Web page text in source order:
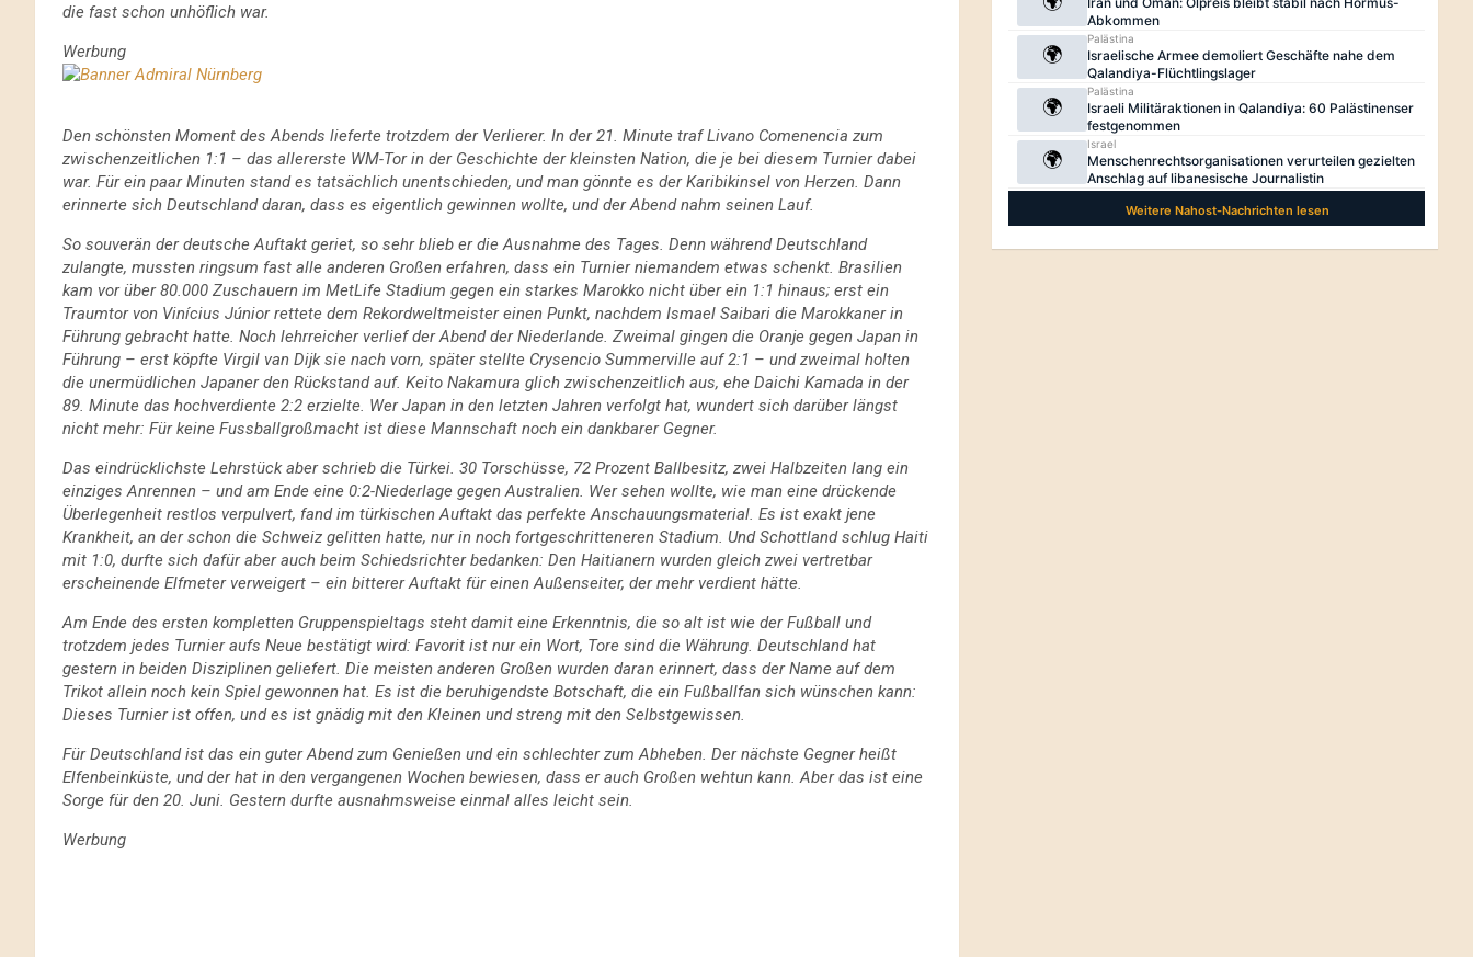
die fast schon unhöflich war.
Werbung
Den schönsten Moment des Abends lieferte trotzdem der Verlierer. In der 21. Minute traf Livano Comenencia zum
zwischenzeitlichen 1:1 – das allererste WM-Tor in der Geschichte der kleinsten Nation, die je bei diesem Turnier dabei
war. Für ein paar Minuten stand es tatsächlich unentschieden, und man gönnte es der Karibikinsel von Herzen. Dann
erinnerte sich Deutschland daran, dass es eigentlich gewinnen wollte, und der Abend nahm seinen Lauf.
So souverän der deutsche Auftakt geriet, so sehr blieb er die Ausnahme des Tages. Denn während Deutschland
zulangte, mussten ringsum fast alle anderen Großen erfahren, dass ein Turnier niemandem etwas schenkt. Brasilien
kam vor über 80.000 Zuschauern im MetLife Stadium gegen ein starkes Marokko nicht über ein 1:1 hinaus; erst ein
Traumtor von Vinícius Júnior rettete dem Rekordweltmeister einen Punkt, nachdem Ismael Saibari die Marokkaner in
Führung gebracht hatte. Noch lehrreicher verlief der Abend der Niederlande. Zweimal gingen die Oranje gegen Japan in
Führung – erst köpfte Virgil van Dijk sie nach vorn, später stellte Crysencio Summerville auf 2:1 – und zweimal holten
die unermüdlichen Japaner den Rückstand auf. Keito Nakamura glich zwischenzeitlich aus, ehe Daichi Kamada in der
89. Minute das hochverdiente 2:2 erzielte. Wer Japan in den letzten Jahren verfolgt hat, wundert sich darüber längst
nicht mehr: Für keine Fussballgroßmacht ist diese Mannschaft noch ein dankbarer Gegner.
Das eindrücklichste Lehrstück aber schrieb die Türkei. 30 Torschüsse, 72 Prozent Ballbesitz, zwei Halbzeiten lang ein
einziges Anrennen – und am Ende eine 0:2-Niederlage gegen Australien. Wer sehen wollte, wie man eine drückende
Überlegenheit restlos verpulvert, fand im türkischen Auftakt das perfekte Anschauungsmaterial. Es ist exakt jene
Krankheit, an der schon die Schweiz gelitten hatte, nur in noch fortgeschritteneren Stadium. Und Schottland schlug Haiti
mit 1:0, durfte sich dafür aber auch beim Schiedsrichter bedanken: Den Haitianern wurden gleich zwei vertretbar
erscheinende Elfmeter verweigert – ein bitterer Auftakt für einen Außenseiter, der mehr verdient hätte.
Am Ende des ersten kompletten Gruppenspieltags steht damit eine Erkenntnis, die so alt ist wie der Fußball und
trotzdem jedes Turnier aufs Neue bestätigt wird: Favorit ist nur ein Wort, Tore sind die Währung. Deutschland hat
gestern in beiden Disziplinen geliefert. Die meisten anderen Großen wurden daran erinnert, dass der Name auf dem
Trikot allein noch kein Spiel gewonnen hat. Es ist die beruhigendste Botschaft, die ein Fußballfan sich wünschen kann:
Dieses Turnier ist offen, und es ist gnädig mit den Kleinen und streng mit den Selbstgewissen.
Für Deutschland ist das ein guter Abend zum Genießen und ein schlechter zum Abheben. Der nächste Gegner heißt
Elfenbeinküste, und der hat in den vergangenen Wochen bewiesen, dass er auch Großen wehtun kann. Aber das ist eine
Sorge für den 20. Juni. Gestern durfte ausnahmsweise einmal alles leicht sein.
Werbung